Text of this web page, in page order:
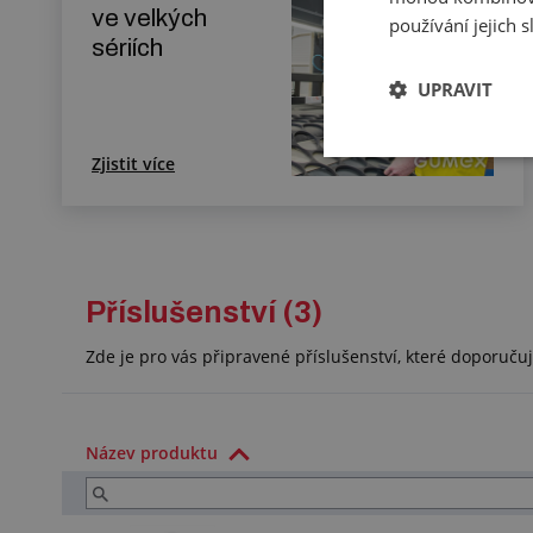
ve velkých
sériích
Zjistit více
Příslušenství (3)
Zde je pro vás připravené příslušenství, které
Název produktu
používání jejich
UPRAVIT